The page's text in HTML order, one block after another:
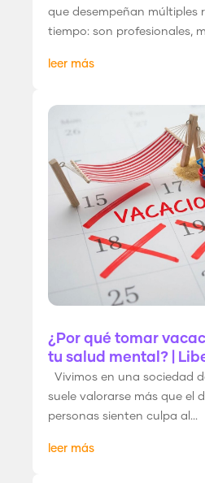
que desempeñan múltiples
tiempo: son profesionales,
leer más
¿Por qué tomar
tu salud mental? |
Vivimos en una sociedad
suele valorarse más que el
personas sienten culpa al...
leer más